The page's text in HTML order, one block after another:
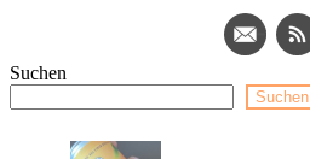
Suchen
Suchen